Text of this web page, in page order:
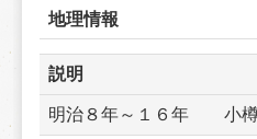
地理情報
説明
明治８年～１６年　　小